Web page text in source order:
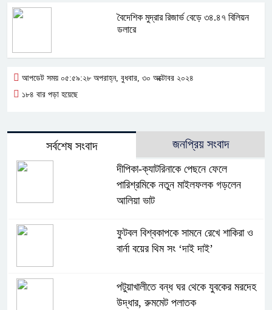
বৈদেশিক মুদ্রার রিজার্ভ বেড়ে ৩৪.৪৭ বিলিয়ন
ডলারে
আপডেট সময় ০৫:৫৯:২৮ অপরাহ্ন, বুধবার, ৩০ অক্টোবর ২০২৪
১৮৪ বার পড়া হয়েছে
সর্বশেষ সংবাদ জনপ্রিয় সংবাদ
দীপিকা-ক্যাটরিনাকে পেছনে ফেলে
পারিশ্রমিকে নতুন মাইলফলক গড়লেন
আলিয়া ভাট
ফুটবল বিশ্বকাপকে সামনে রেখে শাকিরা ও
বার্না বয়ের থিম সং ‘দাই দাই’
পটুয়াখালীতে বন্ধ ঘর থেকে যুবকের মরদেহ
উদ্ধার, রুমমেট পলাতক